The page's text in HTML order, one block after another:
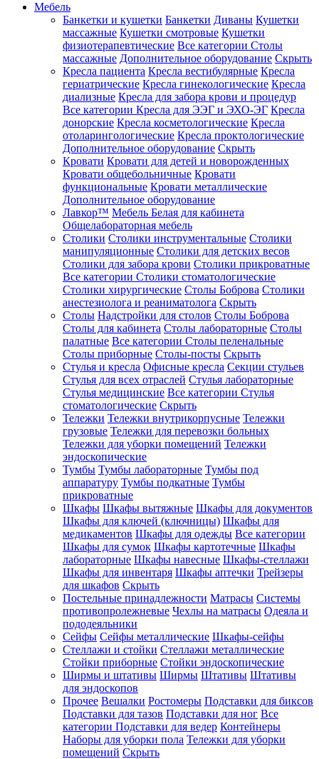
Мебель
Банкетки и кушетки Банкетки Диваны Кушетки
массажные Кушетки смотровые Кушетки
физиотерапевтические Все категории Столы
массажные Дополнительное оборудование Скрыть
Кресла пациента Кресла вестибулярные Кресла
гериатрические Кресла гинекологические Кресла
диализные Кресла для забора крови и процедур
Все категории Кресла для ЭЭГ и ЭХО-ЭГ Кресла
донорские Кресла косметологические Кресла
отоларингологические Кресла проктологические
Дополнительное оборудование Скрыть
Кровати Кровати для детей и новорожденных
Кровати общебольничные Кровати
функциональные Кровати металлические
Дополнительное оборудование
Лавкор™ Мебель Белая для кабинета
Общелабораторная мебель
Столики Столики инструментальные Столики
манипуляционные Столики для детских весов
Столики для забора крови Столики прикроватные
Все категории Столики стоматологические
Столики хирургические Столы Боброва Столики
анестезиолога и реаниматолога Скрыть
Столы Надстройки для столов Столы Боброва
Столы для кабинета Столы лабораторные Столы
палатные Все категории Столы пеленальные
Столы приборные Столы-посты Скрыть
Стулья и кресла Офисные кресла Секции стульев
Стулья для всех отраслей Стулья лабораторные
Стулья медицинские Все категории Стулья
стоматологические Скрыть
Тележки Тележки внутрикорпусные Тележки
грузовые Тележки для перевозки больных
Тележки для уборки помещений Тележки
эндоскопические
Тумбы Тумбы лабораторные Тумбы под
аппаратуру Тумбы подкатные Тумбы
прикроватные
Шкафы Шкафы вытяжные Шкафы для документов
Шкафы для ключей (ключницы) Шкафы для
медикаментов Шкафы для одежды Все категории
Шкафы для сумок Шкафы картотечные Шкафы
лабораторные Шкафы навесные Шкафы-стеллажи
Шкафы для инвентаря Шкафы аптечки Трейзеры
для шкафов Скрыть
Постельные принадлежности Матрасы Системы
противопролежневые Чехлы на матрасы Одеяла и
пододеяльники
Сейфы Сейфы металлические Шкафы-сейфы
Стеллажи и стойки Стеллажи металлические
Стойки приборные Стойки эндоскопические
Ширмы и штативы Ширмы Штативы Штативы
для эндоскопов
Прочее Вешалки Ростомеры Подставки для биксов
Подставки для тазов Подставки для ног Все
категории Подставки для ведер Контейнеры
Наборы для уборки пола Тележки для уборки
помещений Скрыть